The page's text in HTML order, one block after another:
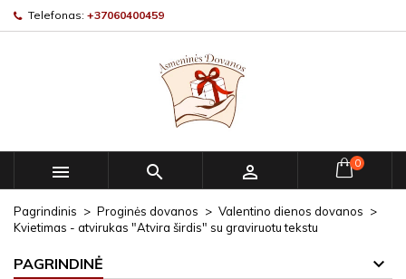
Telefonas: +37060400459
   0
Pagrindinis Proginės dovanos
Valentino dienos dovanos
Kvietimas - atvirukas "Atvira širdis" su graviruotu tekstu
PAGRINDINĖ